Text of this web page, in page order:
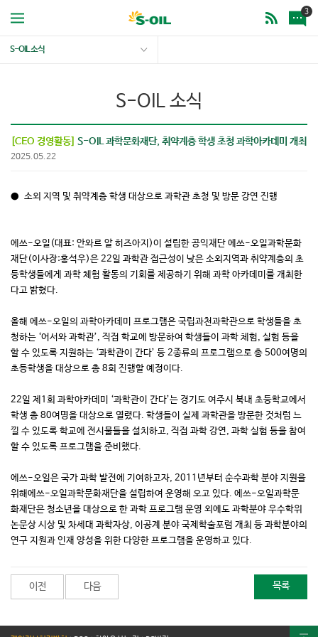
3
S-OIL 소식
S-OIL 소식
[CEO 경영활동] S-OIL 과학문화재단, 취약계층 학생 초청 과학아카데미 개최
2025.05.22
● 소외 지역 및 취약계층 학생 대상으로 과학관 초청 및 방문 강연 진행
에쓰-오일(대표: 안와르 알 히즈아지)이 설립한 공익재단 에쓰-오일과학문화
재단(이사장:홍석우)은 22일 과학관 접근성이 낮은 소외지역과 취약계층의 초
등학생들에게 과학 체험 활동의 기회를 제공하기 위해 과학 아카데미를 개최한
다고 밝혔다.
올해 에쓰-오일의 과학아카데미 프로그램은 국립과천과학관으로 학생들을 초
청하는 ‘어서와 과학관’, 직접 학교에 방문하여 학생들이 과학 체험, 실험 등을
할 수 있도록 지원하는 ‘과학관이 간다’ 등 2종류의 프로그램으로 총 500여명의
초등학생을 대상으로 총 8회 진행할 예정이다.
22일 제1회 과학아카데미 ‘과학관이 간다’는 경기도 여주시 북내 초등학교에서
학생 총 80여명을 대상으로 열렸다. 학생들이 실제 과학관을 방문한 것처럼 느
낄 수 있도록 학교에 전시물들을 설치하고, 직접 과학 강연, 과학 실험 등을 참여
할 수 있도록 프로그램을 준비했다.
에쓰-오일은 국가 과학 발전에 기여하고자, 2011년부터 순수과학 분야 지원을
위해에쓰-오일과학문화재단을 설립하여 운영해 오고 있다. 에쓰-오일과학문
화재단은 청소년을 대상으로 한 과학 프로그램 운영 외에도 과학분야 우수학위
논문상 시상 및 차세대 과학자상, 이공계 분야 국제학술포럼 개최 등 과학분야의
연구 지원과 인재 양성을 위한 다양한 프로그램을 운영하고 있다.
이전 다음 목록